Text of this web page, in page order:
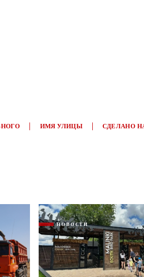
ИМЯ УЛИЦЫ СДЕЛАНО
НОВОСТИ
конфиденциальности и защиты
конфиденциальности и защиты